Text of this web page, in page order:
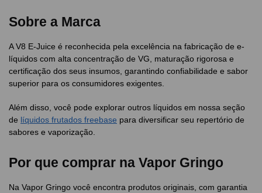
Sobre a Marca
A V8 E-Juice é reconhecida pela excelência na fabricação de e-
líquidos com alta concentração de VG, maturação rigorosa e
certificação dos seus insumos, garantindo confiabilidade e sabor
superior para os consumidores exigentes.
Além disso, você pode explorar outros líquidos em nossa seção
de líquidos frutados freebase para diversificar seu repertório de
sabores e vaporização.
Por que comprar na Vapor Gringo
Na Vapor Gringo você encontra produtos originais, com garantia